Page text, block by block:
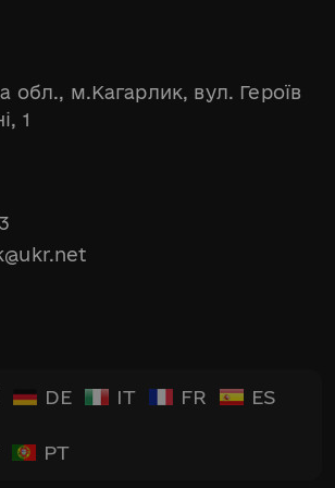
обл., м.Кагарлик, вул. Героїв
1
DE IT FR ES
PT